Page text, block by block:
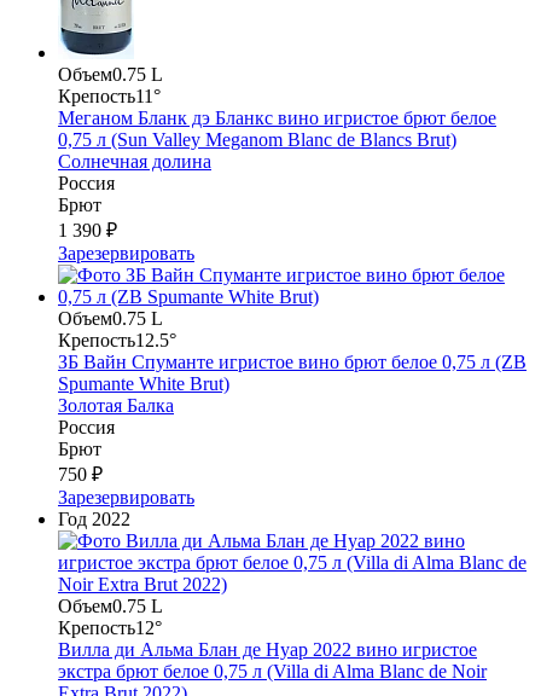
Объем0.75 L
Крепость11°
Меганом Бланк дэ Бланкс вино игристое брют белое
0,75 л (Sun Valley Meganom Blanc de Blancs Brut)
Солнечная долина
Россия
Брют
1 390 ₽
Зарезервировать
Объем0.75 L
Крепость12.5°
ЗБ Вайн Спуманте игристое вино брют белое 0,75 л (ZB
Spumante White Brut)
Золотая Балка
Россия
Брют
750 ₽
Зарезервировать
Год 2022
Объем0.75 L
Крепость12°
Вилла ди Альма Блан де Нуар 2022 вино игристое
экстра брют белое 0,75 л (Villa di Alma Blanc de Noir